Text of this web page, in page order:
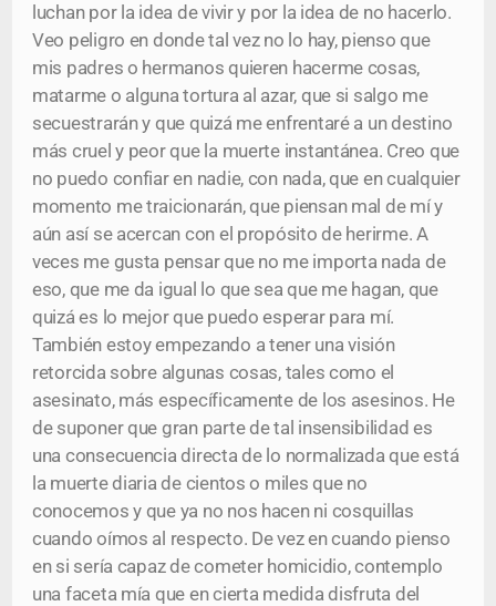
luchan por la idea de vivir y por la idea de no hacerlo.
Veo peligro en donde tal vez no lo hay, pienso que
mis padres o hermanos quieren hacerme cosas,
matarme o alguna tortura al azar, que si salgo me
secuestrarán y que quizá me enfrentaré a un destino
más cruel y peor que la muerte instantánea. Creo que
no puedo confiar en nadie, con nada, que en cualquier
momento me traicionarán, que piensan mal de mí y
aún así se acercan con el propósito de herirme. A
veces me gusta pensar que no me importa nada de
eso, que me da igual lo que sea que me hagan, que
quizá es lo mejor que puedo esperar para mí.
También estoy empezando a tener una visión
retorcida sobre algunas cosas, tales como el
asesinato, más específicamente de los asesinos. He
de suponer que gran parte de tal insensibilidad es
una consecuencia directa de lo normalizada que está
la muerte diaria de cientos o miles que no
conocemos y que ya no nos hacen ni cosquillas
cuando oímos al respecto. De vez en cuando pienso
en si sería capaz de cometer homicidio, contemplo
una faceta mía que en cierta medida disfruta del